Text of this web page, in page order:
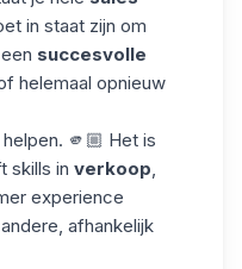
in staat zijn om
succesvolle
helemaal opnieuw
helpen. 🫵🏼 Het is
skills in verkoop,
experience
afhankelijk